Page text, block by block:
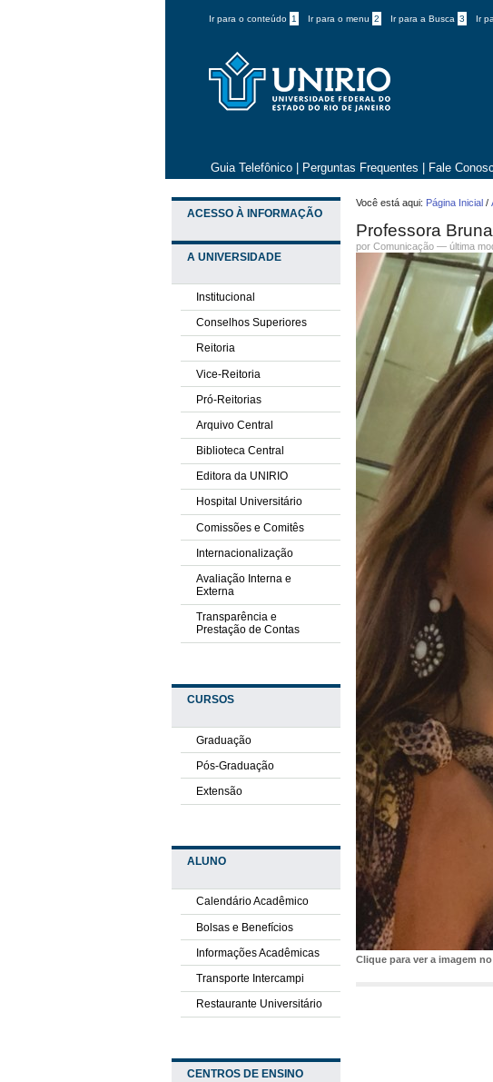
Ir para o conteúdo 1 Ir para o menu 2 Ir para a Busca 3 Ir
Guia Telefônico Perguntas Frequentes Fale
ACESSO À INFORMAÇÃO
A UNIVERSIDADE
Institucional
Conselhos Superiores
Reitoria
Vice-Reitoria
Pró-Reitorias
Arquivo Central
Biblioteca Central
Editora da UNIRIO
Hospital Universitário
Comissões e Comitês
Internacionalização
Avaliação Interna e
Externa
Transparência e
Prestação de Contas
CURSOS
Graduação
Pós-Graduação
Extensão
ALUNO
Calendário Acadêmico
Bolsas e Benefícios
Informações Acadêmicas
Transporte Intercampi
Restaurante Universitário
CENTROS DE ENSINO
Você está aqui: Página Inicial /
Professora
porComunicação —última
Clique para ver a imagem